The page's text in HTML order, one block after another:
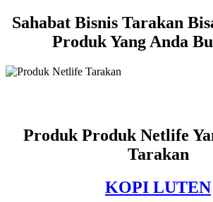
Sahabat Bisnis Tarakan
Produk Yang Anda
Produk Produk Netlife
Tarakan
KOPI LUTEN